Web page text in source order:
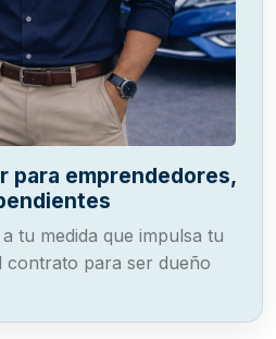
para emprendedores,
tu medida que impulsa tu
contrato para ser dueño